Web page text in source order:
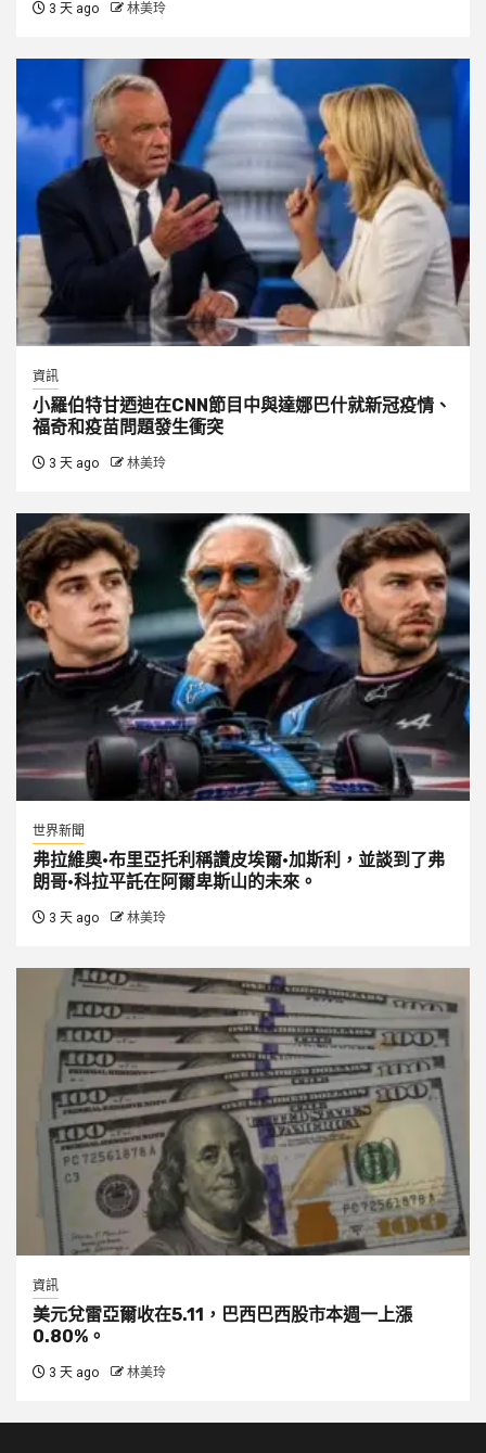
3 天 ago 林美玲
資訊
小羅伯特甘迺迪在CNN節目中與達娜巴什就新冠疫情、
福奇和疫苗問題發生衝突
3 天 ago 林美玲
世界新聞
弗拉維奧·布里亞托利稱讚皮埃爾·加斯利，並談到了弗
朗哥·科拉平託在阿爾卑斯山的未來。
3 天 ago 林美玲
資訊
美元兌雷亞爾收在5.11，巴西巴西股市本週一上漲
0.80%。
3 天 ago 林美玲